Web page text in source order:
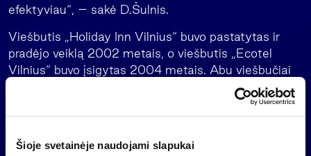
Šioje svetainėje naudojami slapukai
efektyviau“, – sakė D.Šulnis.
Viešbutis „Holiday Inn Vilnius“ buvo pastatytas ir
pradėjo veiklą 2002 metais, o viešbutis „Ecotel
Vilnius“ buvo įsigytas 2004 metais. Abu viešbučiai
yra patrauklioje Vilniaus vietoje, o jų užimtumas
„Invalda“, įkurta 1992 metais, šiuo metu yra aktyviai